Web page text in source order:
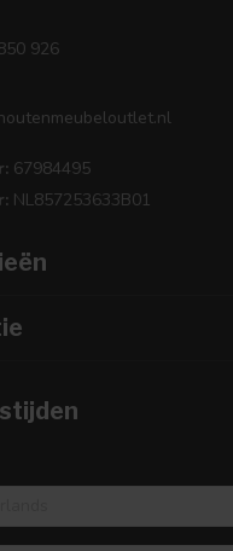
926
67984495
NL857253633B01